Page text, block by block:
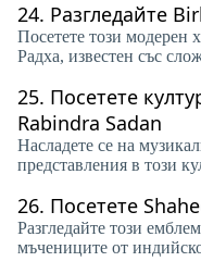
24. Разгледайте
Посетете този модерен
Радха, известен със
25. Посетете
Rabindra Sadan
Насладете се на
представления в този
26. Посетете
Разгледайте този
мъчениците от